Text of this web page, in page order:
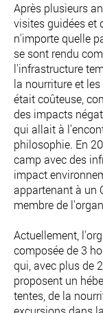
Après plusieurs
visites guidées et
n'importe quelle
se sont rendu
l'infrastructure
la nourriture et
était coûteuse,
des impacts
qui allait à
philosophie. En
camp avec des
impact
appartenant à un
membre de
Actuellement,
composée de 3
qui, avec plus de
proposent un
tentes, de la